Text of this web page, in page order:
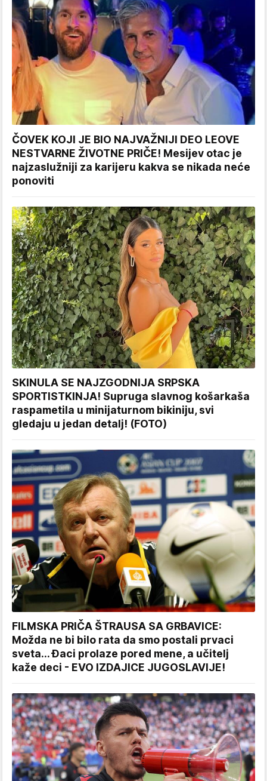
ČOVEK KOJI JE BIO NAJVAŽNIJI DEO LEOVE
NESTVARNE ŽIVOTNE PRIČE! Mesijev otac je
najzaslužniji za karijeru kakva se nikada neće
ponoviti
SKINULA SE NAJZGODNIJA SRPSKA
SPORTISTKINJA! Supruga slavnog košarkaša
raspametila u minijaturnom bikiniju, svi
gledaju u jedan detalj! (FOTO)
FILMSKA PRIČA ŠTRAUSA SA GRBAVICE:
Možda ne bi bilo rata da smo postali prvaci
sveta... Đaci prolaze pored mene, a učitelj
kaže deci - EVO IZDAJICE JUGOSLAVIJE!